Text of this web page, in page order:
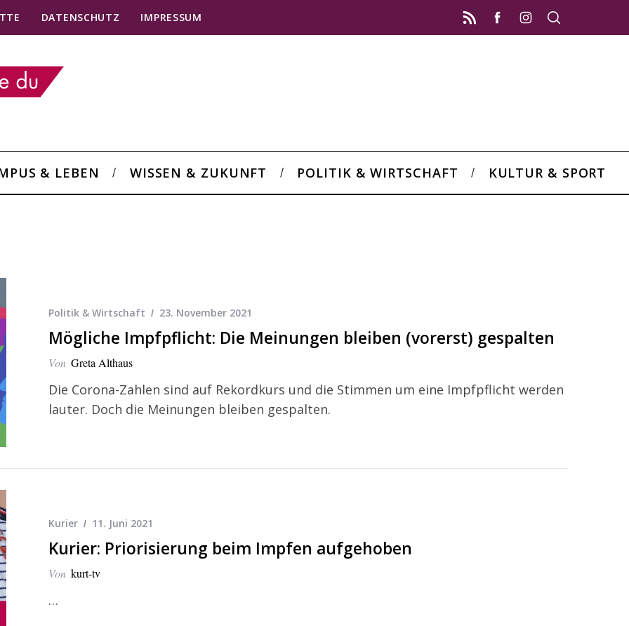
DATENSCHUTZ IMPRESSUM
& LEBEN WISSEN & ZUKUNFT POLITIK & WIRTSCHAFT KULTUR & SPORT
Politik & Wirtschaft 23. November 2021
Mögliche Impfpflicht: Die Meinungen bleiben (vorerst) gespalten
Von Greta Althaus
Die Corona-Zahlen sind auf Rekordkurs und die Stimmen um eine Impfpflicht werden
lauter. Doch die Meinungen bleiben gespalten.
Kurier 11. Juni 2021
Kurier: Priorisierung beim Impfen aufgehoben
Von kurt-tv
…